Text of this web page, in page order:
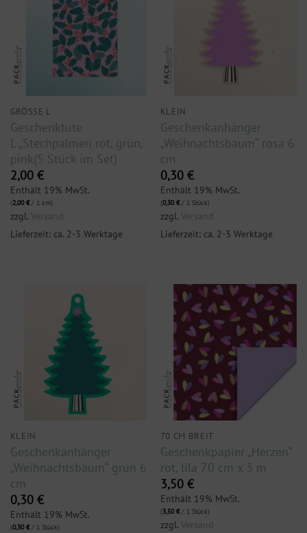
GRÖSSE L
Geschenktüte
L „Stechpalmen rot, grün,
pink(5 Stück im Set)
2,00 €
Enthält 19% MwSt.
(2,00€/ 1 cm)
zzgl. Versand
Lieferzeit: ca. 2-3 Werktage
KLEIN
Geschenkanhänger
„Weihnachtsbaum“ rosa 6
cm
0,30 €
Enthält 19% MwSt.
(0,30€/ 1 Stück)
zzgl. Versand
Lieferzeit: ca. 2-3 Werktage
KLEIN
Geschenkanhänger
„Weihnachtsbaum“ grün 6
cm
0,30 €
Enthält 19% MwSt.
(0,30€/ 1 Stück)
70 CM BREIT
Geschenkpapier „Herzen“
rot, lila 70 cm x 3 m
3,50 €
Enthält 19% MwSt.
(3,50€/ 1 Stück)
zzgl. Versand